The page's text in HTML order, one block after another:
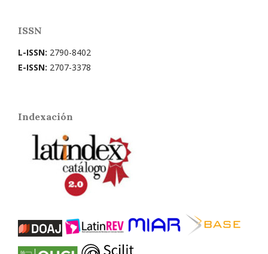
ISSN
L-ISSN: 2790-8402
E-ISSN: 2707-3378
Indexación